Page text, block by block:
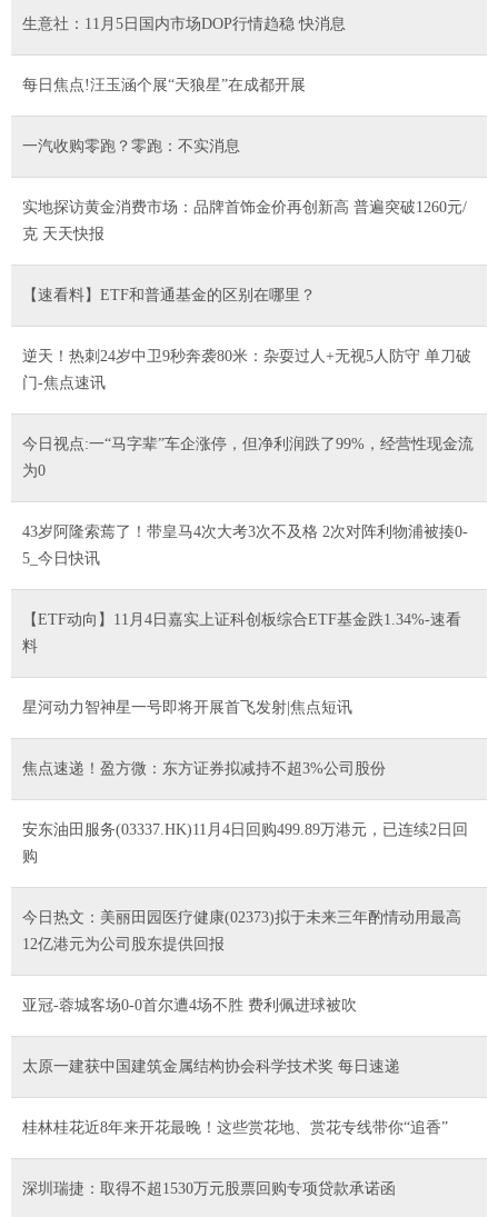
生意社：11月5日国内市场DOP行情趋稳 快消息
每日焦点!汪玉涵个展“天狼星”在成都开展
一汽收购零跑？零跑：不实消息
实地探访黄金消费市场：品牌首饰金价再创新高 普遍突破1260元/
克 天天快报
【速看料】ETF和普通基金的区别在哪里？
逆天！热刺24岁中卫9秒奔袭80米：杂耍过人+无视5人防守 单刀破
门-焦点速讯
今日视点:一“马字辈”车企涨停，但净利润跌了99%，经营性现金流
为0
43岁阿隆索蔫了！带皇马4次大考3次不及格 2次对阵利物浦被揍0-
5_今日快讯
【ETF动向】11月4日嘉实上证科创板综合ETF基金跌1.34%-速看
料
星河动力智神星一号即将开展首飞发射|焦点短讯
焦点速递！盈方微：东方证券拟减持不超3%公司股份
安东油田服务(03337.HK)11月4日回购499.89万港元，已连续2日回
购
今日热文：美丽田园医疗健康(02373)拟于未来三年酌情动用最高
12亿港元为公司股东提供回报
亚冠-蓉城客场0-0首尔遭4场不胜 费利佩进球被吹
太原一建获中国建筑金属结构协会科学技术奖 每日速递
桂林桂花近8年来开花最晚！这些赏花地、赏花专线带你“追香”
深圳瑞捷：取得不超1530万元股票回购专项贷款承诺函